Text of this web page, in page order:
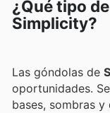
¿Qué tipo
Simplicity?
Las góndolas de
oportunidades.
bases, sombras